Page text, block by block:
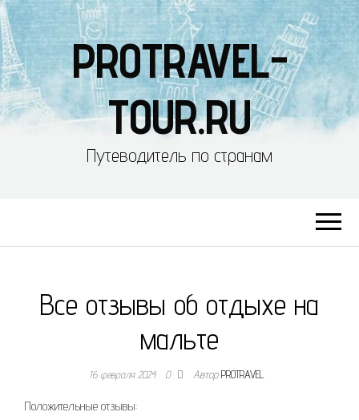
PROTRAVEL-
TOUR.RU
Путеводитель по странам
Все отзывы об отдыхе на
мальте
16 февраля 2024 0 АвторPROTRAVEL
Положительные отзывы: